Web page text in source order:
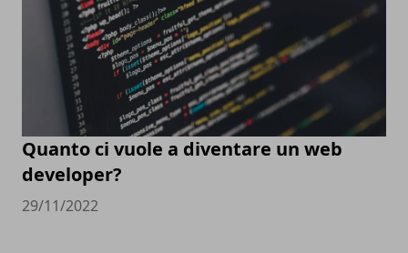
Quanto ci vuole a diventare un web
developer?
29/11/2022